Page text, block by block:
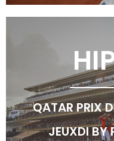
QATAR PRIX
JEUXDI BY